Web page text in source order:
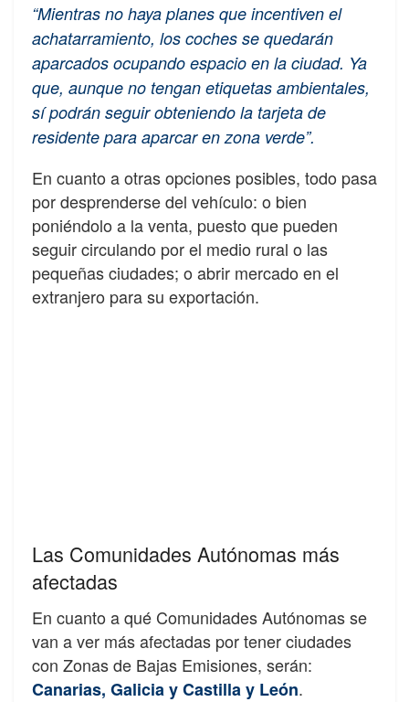
“Mientras no haya planes que incentiven el
achatarramiento, los coches se quedarán
aparcados ocupando espacio en la ciudad. Ya
que, aunque no tengan etiquetas ambientales,
sí podrán seguir obteniendo la tarjeta de
residente para aparcar en zona verde”.
En cuanto a otras opciones posibles, todo pasa
por desprenderse del vehículo: o bien
poniéndolo a la venta, puesto que pueden
seguir circulando por el medio rural o las
pequeñas ciudades; o abrir mercado en el
extranjero para su exportación.
Las Comunidades Autónomas más
afectadas
En cuanto a qué Comunidades Autónomas se
van a ver más afectadas por tener ciudades
con Zonas de Bajas Emisiones, serán:
Canarias, Galicia y Castilla y León.